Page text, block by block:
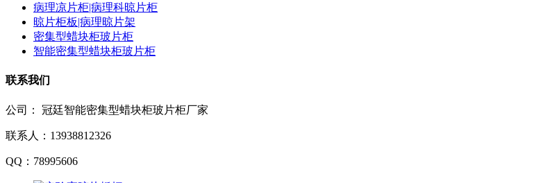
病理凉片柜|病理科晾片柜
晾片柜板|病理晾片架
密集型蜡块柜玻片柜
智能密集型蜡块柜玻片柜
联系我们
公司： 冠廷智能密集型蜡块柜玻片柜厂家
联系人： 13938812326
QQ： 78995606